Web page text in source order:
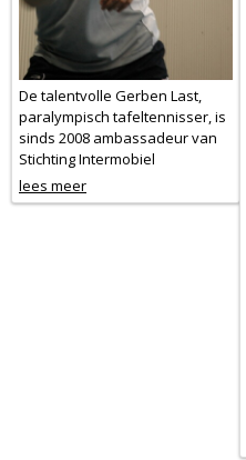
De talentvolle Gerben Last,
paralympisch tafeltennisser, is
sinds 2008 ambassadeur van
Stichting Intermobiel
lees meer